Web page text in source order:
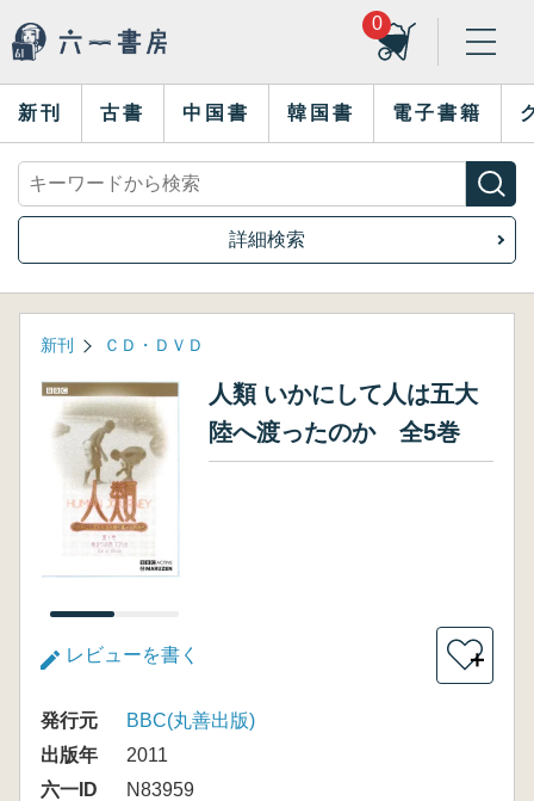
0
新刊 古書 中国書 韓国書 電子書籍
詳細検索
新刊 ＣＤ・ＤＶＤ
人類 いかにして人は五大
陸へ渡ったのか 全5巻
レビューを書く ＋
発行元
BBC(丸善出版)
出版年
2011
六一ID
N83959